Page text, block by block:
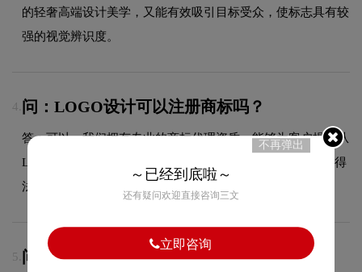
的轻奢高端设计美学，又能有效吸引目标受众，使标志具有较
强的视觉辨识度。
4. 问：LOGO设计可以注册商标吗？
答：可以，我们拥有专业的商标代理资质，能够为客户提供从
LOGO设计到商标注册的一站式服务，确保您的品牌标识获得
法律保护。
5. 问：YOTELlogo使用的是什么字体？
不再弹出
～已经到底啦～
还有疑问欢迎直接咨询三文
立即咨询